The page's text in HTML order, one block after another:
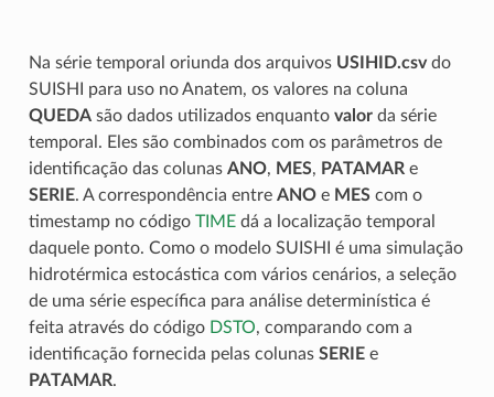
Na série temporal oriunda dos arquivos USIHID.csvdo
SUISHI para uso no Anatem, os valores na coluna
QUEDAsão dados utilizados enquanto valorda série
temporal. Eles são combinados com os parâmetros de
identificação das colunas ANO, MES, PATAMARe
SERIE. A correspondência entre ANOe MEScom o
timestamp no código TIMEdá a localização temporal
daquele ponto. Como o modelo SUISHI é uma simulação
hidrotérmica estocástica com vários cenários, a seleção
de uma série específica para análise determinística é
feita através do código DSTO, comparando com a
identificação fornecida pelas colunas SERIEe
PATAMAR.